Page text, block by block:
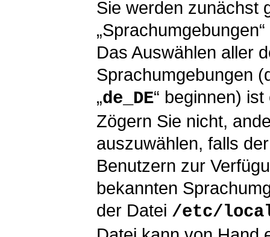
Sie werden zunächst
Das Auswählen aller
Sprachumgebungen
„de_DE“ beginnen)
Zögern Sie nicht,
auszuwählen, falls
Benutzern zur
bekannten
der Datei /etc/